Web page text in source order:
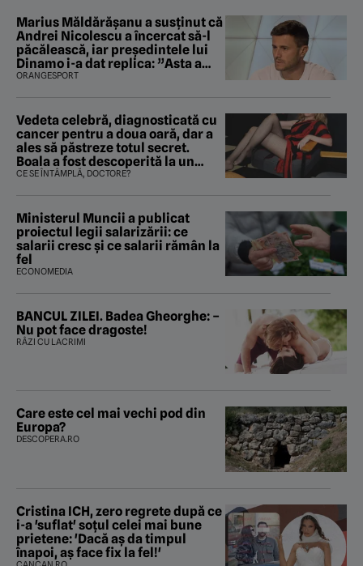
Marius Măldărăşanu a susţinut că
Andrei Nicolescu a încercat să-l
păcălească, iar preşedintele lui
Dinamo i-a dat replica: ”Asta a
fost istoria”
ORANGESPORT
Vedeta celebră, diagnosticată cu
cancer pentru a doua oară, dar a
ales să păstreze totul secret.
Boala a fost descoperită la un
control de rutină
CE SE ÎNTÂMPLĂ, DOCTORE?
Ministerul Muncii a publicat
proiectul legii salarizării: ce
salarii cresc și ce salarii rămân la
fel
ECONOMEDIA
BANCUL ZILEI. Badea Gheorghe: –
Nu pot face dragoste!
RÂZI CU LACRIMI
Care este cel mai vechi pod din
Europa?
DESCOPERA.RO
Cristina ICH, zero regrete după ce
i-a 'suflat' soțul celei mai bune
prietene: 'Dacă aș da timpul
înapoi, aș face fix la fel!'